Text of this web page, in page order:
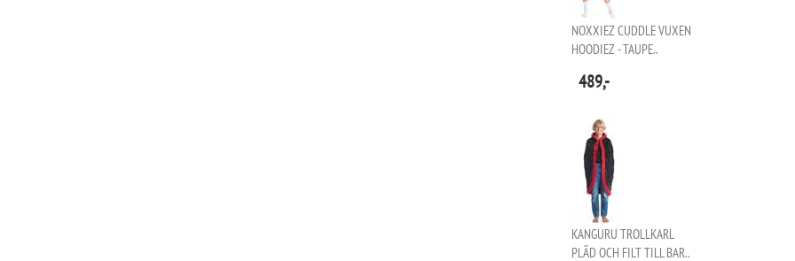
NOXXIEZ CUDDLE VUXEN
HOODIEZ - TAUPE..
489,-
KANGURU TROLLKARL
PLÄD OCH FILT TILL BAR..